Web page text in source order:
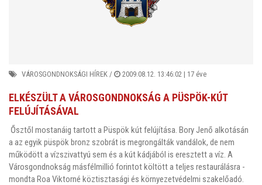
VÁROSGONDNOKSÁGI HÍREK / 2009.08.12. 13:46:02 | 17 éve
ELKÉSZÜLT A VÁROSGONDNOKSÁG A PÜSPÖK-KÚT
FELÚJÍTÁSÁVAL
Ősztől mostanáig tartott a Püspök kút felújítása. Bory Jenő alkotásán
a az egyik püspök bronz szobrát is megrongálták vandálok, de nem
működött a vízszivattyú sem és a kút kádjából is eresztett a víz. A
Városgondnokság másfélmillió forintot költött a teljes restaurálásra -
mondta Roa Viktorné köztisztasági és környezetvédelmi szakelőadó.